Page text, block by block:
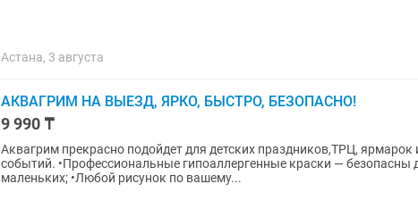
Астана, 3 августа
АКВАГРИМ НА ВЫЕЗД, ЯРКО, БЫСТРО, БЕЗОПАСНО!
9 990 ₸
Аквагрим прекрасно подойдет для детских праздников,ТРЦ,
событий. •Профессиональные гипоаллергенные краски — безопасны даже для самых
маленьких; •Любой рисунок по вашему...